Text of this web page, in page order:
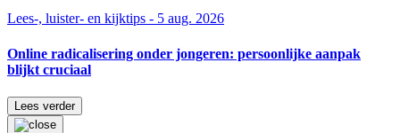
Lees-, luister- en kijktips - 5 aug. 2026
Online radicalisering onder jongeren: persoonlijke aanpak
blijkt cruciaal
Lees verder